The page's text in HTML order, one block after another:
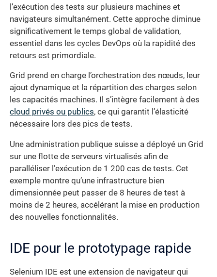
l’exécution des tests sur plusieurs machines et
navigateurs simultanément. Cette approche diminue
significativement le temps global de validation,
essentiel dans les cycles DevOps où la rapidité des
retours est primordiale.
Grid prend en charge l’orchestration des nœuds, leur
ajout dynamique et la répartition des charges selon
les capacités machines. Il s’intègre facilement à des
cloud privés ou publics, ce qui garantit l’élasticité
nécessaire lors des pics de tests.
Une administration publique suisse a déployé un Grid
sur une flotte de serveurs virtualisés afin de
paralléliser l’exécution de 1 200 cas de tests. Cet
exemple montre qu’une infrastructure bien
dimensionnée peut passer de 8 heures de test à
moins de 2 heures, accélérant la mise en production
des nouvelles fonctionnalités.
IDE pour le prototypage rapide
Selenium IDE est une extension de navigateur qui